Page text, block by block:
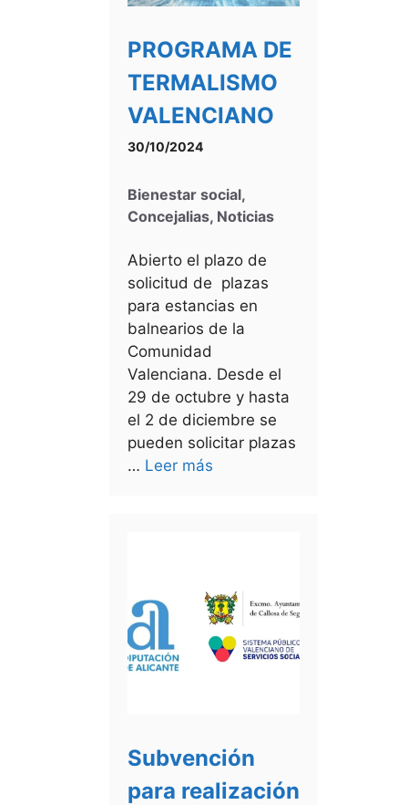
PROGRAMA DE
TERMALISMO
VALENCIANO
30/10/2024
Bienestar social,
Concejalias, Noticias
Abierto el plazo de
solicitud de plazas
para estancias en
balnearios de la
Comunidad
Valenciana. Desde el
29 de octubre y hasta
el 2 de diciembre se
pueden solicitar plazas
… Leer más
Subvención
para realización